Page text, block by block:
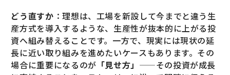
どう直すか ：理想は、工場を新設して今までと違う生
産方式を導入するような、生産性が抜本的に上がる投
資へ組み替えることです。一方で、現実には現状の延
長に近い取り組みを進めたいケースもあります。その
場合に重要になるのが 「見せ方」 ——その投資が成長